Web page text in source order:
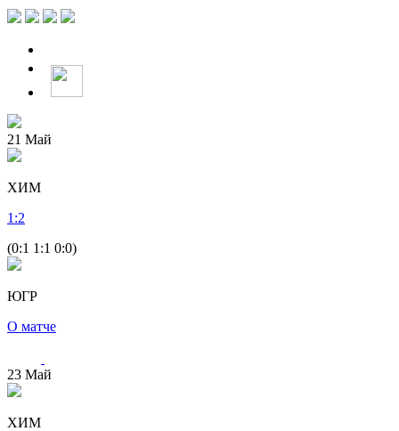
21 Май
ХИМ
1 :2
(0:1 1:1 0:0)
ЮГР
О матче
23 Май
ХИМ